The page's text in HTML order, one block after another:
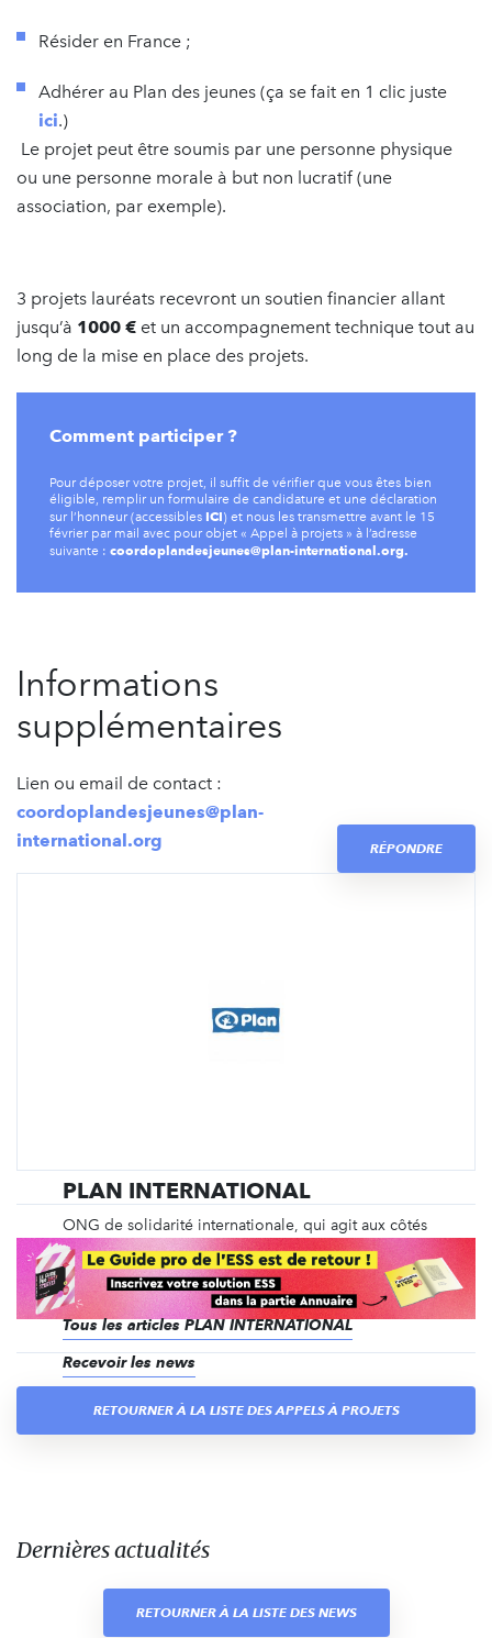
Résider en France ;
Adhérer au Plan des jeunes (ça se fait en 1 clic juste
ici.)
Le projet peut être soumis par une personne physique
ou une personne morale à but non lucratif (une
association, par exemple).
3 projets lauréats recevront un soutien financier allant
jusqu’à 1000 € et un accompagnement technique tout au
long de la mise en place des projets.
Comment participer ?
Pour déposer votre projet, il suffit de vérifier que vous êtes bien
éligible, remplir un formulaire de candidature et une déclaration
sur l’honneur (accessibles ICI) et nous les transmettre avant le 15
février par mail avec pour objet « Appel à projets » à l’adresse
suivante : coordoplandesjeunes@plan-international.org.
Informations
supplémentaires
Lien ou email de contact :
coordoplandesjeunes@plan-
international.org
RÉPONDRE
PLAN INTERNATIONAL
ONG de solidarité internationale, qui agit aux côtés
des filles, des enfants et des jeunes pour faire
respecter leurs droits. Engagez-vous à nos côtés
jusqu’à l’égalité !
Tous les articles PLAN INTERNATIONAL
Recevoir les news
RETOURNER À LA LISTE DES APPELS À PROJETS
Dernières actualités
RETOURNER À LA LISTE DES NEWS